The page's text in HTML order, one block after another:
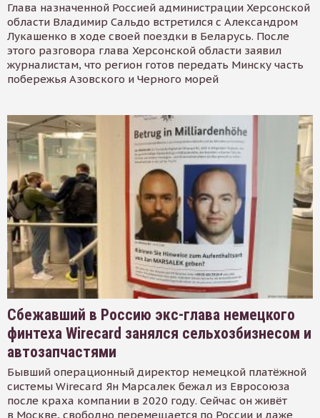
Глава назначенной Россией администрации Херсонской
области Владимир Сальдо встретился с Александром
Лукашенко в ходе своей поездки в Беларусь. После
этого разговора глава Херсонской области заявил
журналистам, что регион готов передать Минску часть
побережья Азовского и Черного морей
Сбежавший в Россию экс-глава немецкого
финтеха Wirecard занялся сельхозбизнесом и
автозапчастями
Бывший операционный директор немецкой платёжной
системы Wirecard Ян Марсалек бежал из Евросоюза
после краха компании в 2020 году. Сейчас он живёт
в Москве, свободно перемещается по России и даже